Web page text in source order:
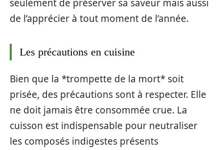
seulement de préserver sa saveur mais aussi
de l’apprécier à tout moment de l’année.
Les précautions en cuisine
Bien que la *trompette de la mort* soit
prisée, des précautions sont à respecter. Elle
ne doit jamais être consommée crue. La
cuisson est indispensable pour neutraliser
les composés indigestes présents